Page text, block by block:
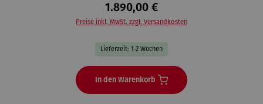
1.890,00 €
Preise inkl. MwSt. zzgl. Versandkosten
Lieferzeit: 1-2 Wochen
In den Warenkorb